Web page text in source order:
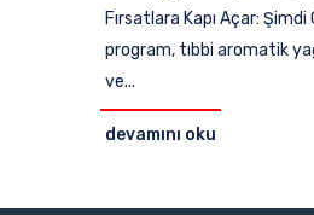
Fırsatlara Kapı Açar:
program, tıbbi aromatik
ve...
devamını oku